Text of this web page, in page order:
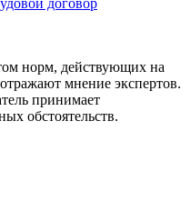
договор
норм, действующих на
мнение экспертов.
принимает
обстоятельств.